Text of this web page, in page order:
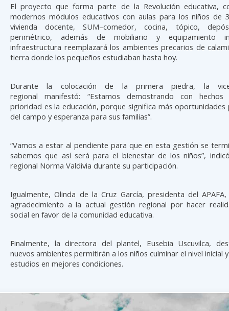
El proyecto que forma parte de la Revolución educativa,
modernos módulos educativos con aulas para los niños de
vivienda docente, SUM–comedor, cocina, tópico,
perimétrico, además de mobiliario y equipamiento
infraestructura reemplazará los ambientes precarios de
tierra donde los pequeños estudiaban hasta hoy.
Durante la colocación de la primera piedra, la
regional manifestó: “Estamos demostrando con
prioridad es la educación, porque significa más oportunidades
del campo y esperanza para sus familias”.
“Vamos a estar al pendiente para que en esta gestión se
sabemos que así será para el bienestar de los niños”,
regional Norma Valdivia durante su participación.
Igualmente, Olinda de la Cruz García, presidenta del
agradecimiento a la actual gestión regional por hacer
social en favor de la comunidad educativa.
Finalmente, la directora del plantel, Eusebia Uscuvilca,
nuevos ambientes permitirán a los niños culminar el nivel inicial
estudios en mejores condiciones.